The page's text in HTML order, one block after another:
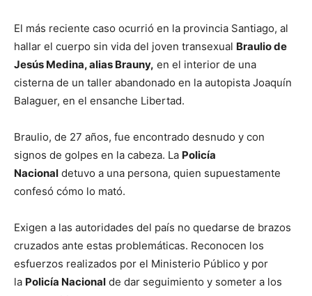
El más reciente caso ocurrió en la provincia Santiago, al
hallar el cuerpo sin vida del joven transexual Braulio de
Jesús Medina, alias Brauny, en el interior de una
cisterna de un taller abandonado en la autopista Joaquín
Balaguer, en el ensanche Libertad.
Braulio, de 27 años, fue encontrado desnudo y con
signos de golpes en la cabeza. La Policía
Nacional detuvo a una persona, quien supuestamente
confesó cómo lo mató.
Exigen a las autoridades del país no quedarse de brazos
cruzados ante estas problemáticas. Reconocen los
esfuerzos realizados por el Ministerio Público y por
la Policía Nacional de dar seguimiento y someter a los